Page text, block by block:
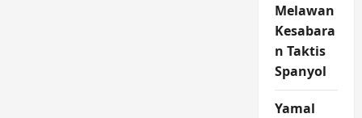
Melawan
Kesabara
n Taktis
Spanyol
Yamal